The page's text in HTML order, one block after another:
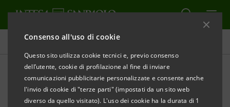
Consenso all'uso di cookie
Questo sito utilizza cookie tecnici e, previo consenso
dell’utente, cookie di profilazione al fine di inviare
comunicazioni pubblicitarie personalizzate e consente anche
l'invio di cookie di "terze parti" (impostati da un sito web
diverso da quello visitato). L'uso dei cookie ha la durata di 1
Comunicati stampa
STAMPA AGGIORNA
Sintesi per la stampa